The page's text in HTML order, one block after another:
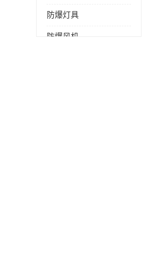
防爆灯具
防爆风机